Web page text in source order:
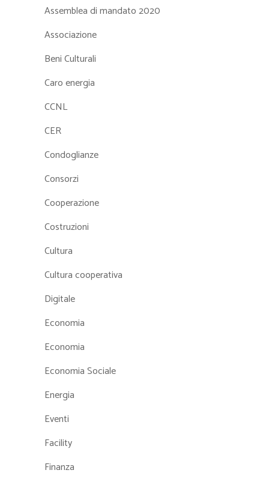
Assemblea di mandato 2020
Associazione
Beni Culturali
Caro energia
CCNL
CER
Condoglianze
Consorzi
Cooperazione
Costruzioni
Cultura
Cultura cooperativa
Digitale
Economia
Economia
Economia Sociale
Energia
Eventi
Facility
Finanza